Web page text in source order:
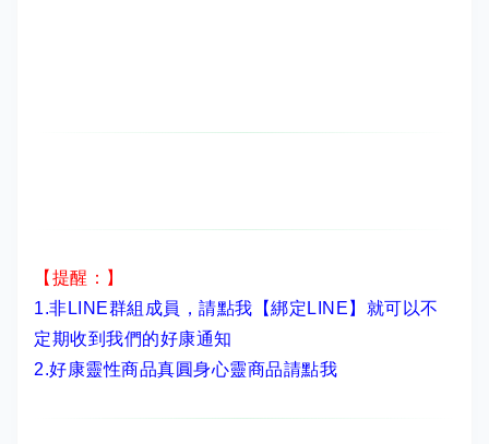
【提醒：】
1.非LINE群組成員， 請點我【綁定LINE】 就可以不
定期收到我們的好康通知
2.好康靈性商品真圓身心靈商品請點我